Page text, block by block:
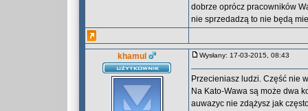
dobrze oprócz pracowników
nie sprzedadzą to nie będą
khamul Wysłany: 17-03-2015, 08:43
Przecieniasz ludzi. Część nie
Na Kato-Wawa są może dwa
auwazyc nie zdążysz jak